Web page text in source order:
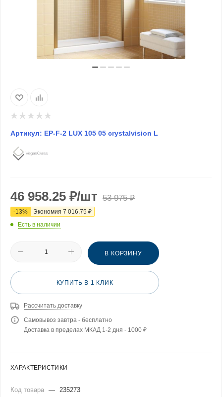
Артикул: EP-F-2 LUX 105 05 crystalvision L
46 958.25 ₽/шт 53 975₽
-13% Экономия 7 016.75 ₽
Есть в наличии
В КОРЗИНУ
КУПИТЬ В 1 КЛИК
Рассчитать доставку
Самовывоз завтра - бесплатно
Доставка в пределах МКАД 1-2 дня - 1000 ₽
ХАРАКТЕРИСТИКИ
Код товара —
235273